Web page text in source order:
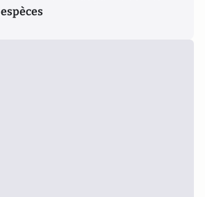
espèces